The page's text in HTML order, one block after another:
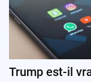
Trump est-il